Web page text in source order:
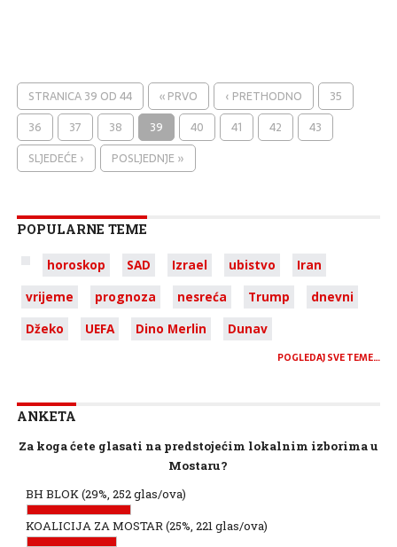
STRANICA 39 OD 44 « PRVO ‹ PRETHODNO
35
36
37 38 39 40 41 42
43
SLJEDEĆE ›
POSLJEDNJE »
POPULARNE TEME
horoskop SAD Izrael ubistvo
Iran
vrijeme
prognoza nesreća Trump
dnevni
Džeko
UEFA Dino Merlin Dunav
POGLEDAJ SVE TEME…
ANKETA
Za koga ćete glasati na predstojećim lokalnim izborima u
Mostaru?
BH BLOK(29%, 252 glas/ova)
KOALICIJA ZA MOSTAR(25%, 221 glas/ova)